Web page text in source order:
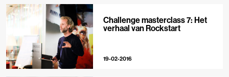
Challenge masterclass 7: Het
verhaal van Rockstart
19-02-2016